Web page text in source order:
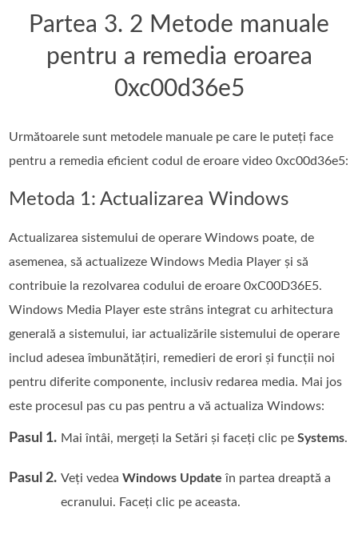
Partea 3. 2 Metode manuale
pentru a remedia eroarea
0xc00d36e5
Următoarele sunt metodele manuale pe care le puteți face
pentru a remedia eficient codul de eroare video 0xc00d36e5:
Metoda 1: Actualizarea Windows
Actualizarea sistemului de operare Windows poate, de
asemenea, să actualizeze Windows Media Player și să
contribuie la rezolvarea codului de eroare 0xC00D36E5.
Windows Media Player este strâns integrat cu arhitectura
generală a sistemului, iar actualizările sistemului de operare
includ adesea îmbunătățiri, remedieri de erori și funcții noi
pentru diferite componente, inclusiv redarea media. Mai jos
este procesul pas cu pas pentru a vă actualiza Windows:
Pasul 1. Mai întâi, mergeți la Setări și faceți clic peSystems.
Pasul 2. Veți vedeaWindows Update în partea dreaptă a
ecranului. Faceți clic pe aceasta.